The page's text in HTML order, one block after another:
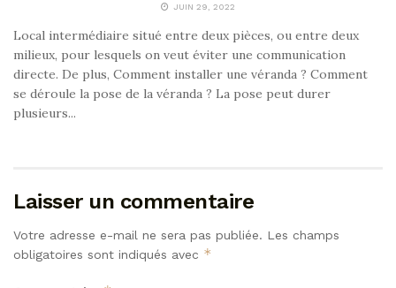
JUIN 29, 2022
Local intermédiaire situé entre deux pièces, ou entre deux
milieux, pour lesquels on veut éviter une communication
directe. De plus, Comment installer une véranda ? Comment
se déroule la pose de la véranda ? La pose peut durer
plusieurs...
Laisser un commentaire
Votre adresse e-mail ne sera pas publiée. Les champs
obligatoires sont indiqués avec *